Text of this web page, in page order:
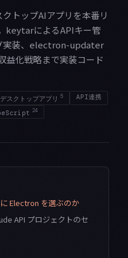
トップAIアプリを本番リ
keytarによるAPIキー管
実装、electron-updater
益化戦略まで実装コード
デスクトップアプリ 5
API連携
24
Electron を選ぶのか
API プロジェクトのセ